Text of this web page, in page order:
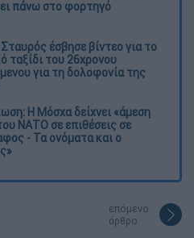
πάνω στο φορτηγό
έσβησε βίντεο για το
ταξίδι του 26χρονου
για τη δολοφονία της
Η Μόσχα δείχνει «άμεση
ΝΑΤΟ σε επιθέσεις σε
- Τα ονόματα και ο
επόμενο
άρθρο